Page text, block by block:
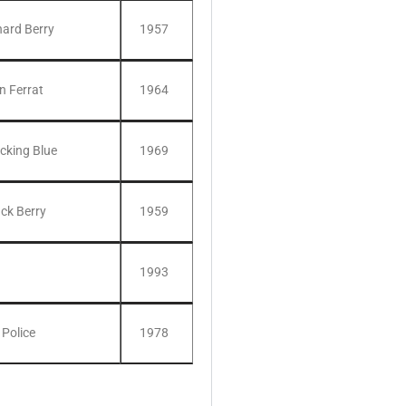
Berry 1957
Ferrat 1964
Blue 1969
Berry 1959
1993
1978